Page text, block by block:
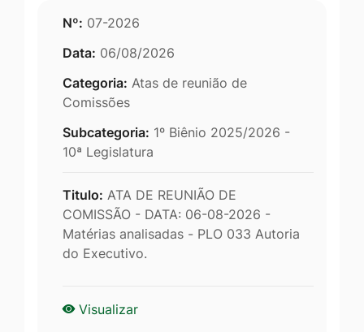
Nº: 07-2026
Data: 06/08/2026
Categoria: Atas de reunião de
Comissões
Subcategoria: 1º Biênio 2025/2026 -
10ª Legislatura
Titulo: ATA DE REUNIÃO DE
COMISSÃO - DATA: 06-08-2026 -
Matérias analisadas - PLO 033 Autoria
do Executivo.
Visualizar